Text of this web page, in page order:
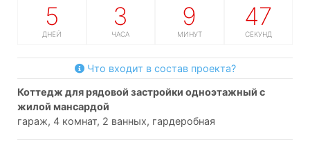
5
ДНЕЙ
3
ЧАСА
9
МИНУТ
46
СЕКУНД
Что входит в состав проекта?
коттедж для рядовой застройки одноэтажный с
жилой мансардой
гараж, 4 комнат, 2 ванных, гардеробная